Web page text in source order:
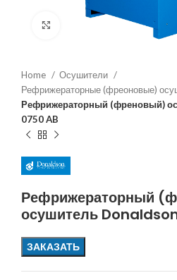
Home
Осушители
Рефрижераторные (фреоновые)
Рефрижераторный (френовый)
0750 AB
Рефрижераторный
осушитель
ЗАКАЗАТЬ